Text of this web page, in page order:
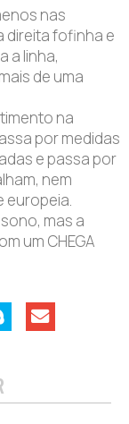
nas
direita fofinha e
a linha,
de uma
na
por medidas
e passa por
nem
europeia.
mas a
um CHEGA